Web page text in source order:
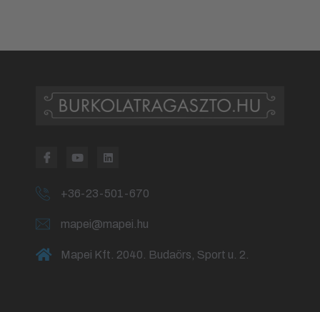
+36-23-501-670
mapei@mapei.hu
Mapei Kft. 2040. Budaörs, Sport u. 2.